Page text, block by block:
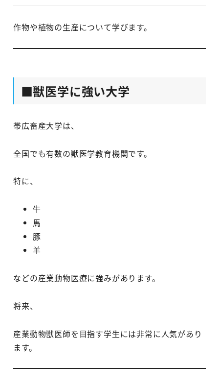
作物や植物の生産について学びます。
■獣医学に強い大学
帯広畜産大学は、
全国でも有数の獣医学教育機関です。
特に、
牛
馬
豚
羊
などの産業動物医療に強みがあります。
将来、
産業動物獣医師を目指す学生には非常に人気があり
ます。